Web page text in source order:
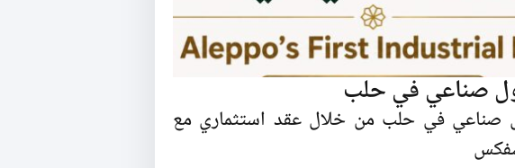
صناعي في حلب
صناعي في حلب من خلال عقد استثماري مع